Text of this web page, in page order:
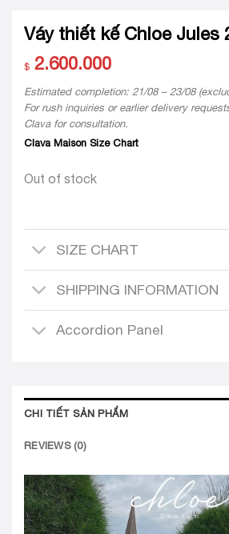
Váy thiết kế Chloe Jules
$ 2.600.000
Estimated completion: 21/08 – 23/08
For rush inquiries or earlier delivery
Clava for consultation.
Clava Maison Size Chart
Out of stock
SIZE CHART
SHIPPING INFORMATION
Accordion Panel
CHI TIẾT SẢN PHẨM
REVIEWS (0)